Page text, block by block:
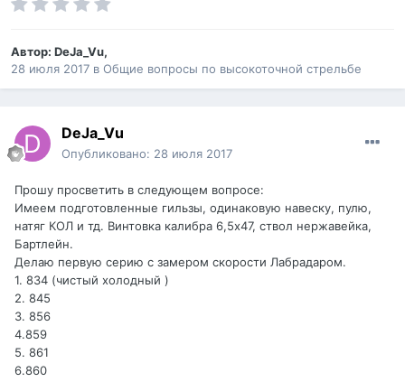
Автор: DeJa_Vu,
28 июля 2017 в Общие вопросы по высокоточной стрельбе
DeJa_Vu
Опубликовано: 28 июля 2017
Прошу просветить в следующем вопросе:
Имеем подготовленные гильзы, одинаковую навеску, пулю,
натяг КОЛ и тд. Винтовка калибра 6,5х47, ствол нержавейка,
Бартлейн.
Делаю первую серию с замером скорости Лабрадаром.
1. 834 (чистый холодный )
2. 845
3. 856
4.859
5. 861
6.860